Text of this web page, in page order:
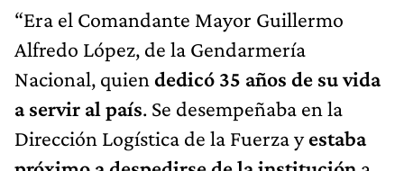
“Era el Comandante Mayor Guillermo
Alfredo López, de la Gendarmería
Nacional, quien dedicó 35 años de su vida
a servir al país. Se desempeñaba en la
Dirección Logística de la Fuerza yestaba